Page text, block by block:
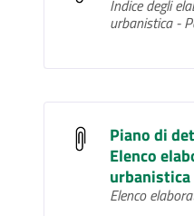
Indice degli
urbanistica -
Piano di
Elenco
urbanistica
Elenco